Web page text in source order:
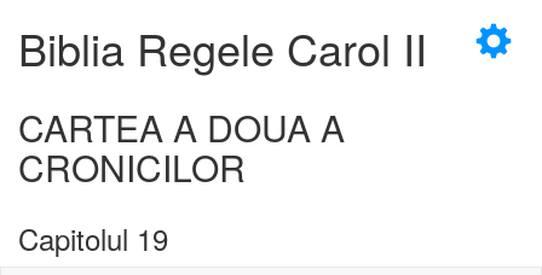
×
Biblia Regele Carol II
CARTEA A DOUA A
CRONICILOR
Capitolul 19